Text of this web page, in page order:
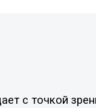
с точкой